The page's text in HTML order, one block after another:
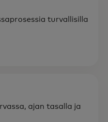
turvallisilla
ajan tasalla ja